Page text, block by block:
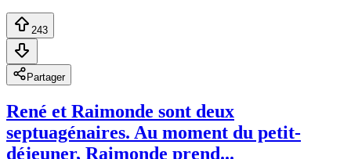
243
Partager
René et Raimonde sont deux
septuagénaires. Au moment du petit-
déjeuner, Raimonde prend...